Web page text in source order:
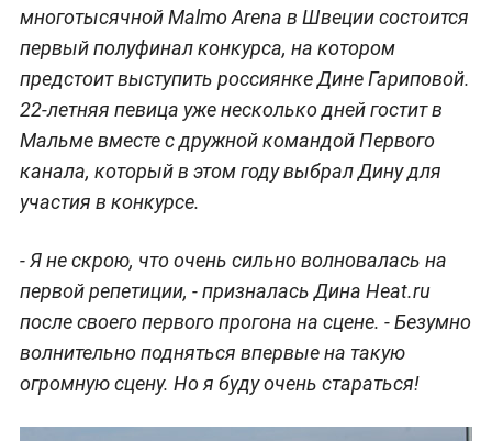
многотысячной Malmo Arena в Швеции состоится
первый полуфинал конкурса, на котором
предстоит выступить россиянке Дине Гариповой.
22-летняя певица уже несколько дней гостит в
Мальме вместе с дружной командой Первого
канала, который в этом году выбрал Дину для
участия в конкурсе.
- Я не скрою, что очень сильно волновалась на
первой репетиции, - призналась Дина Heat.ru
после своего первого прогона на сцене. - Безумно
волнительно подняться впервые на такую
огромную сцену. Но я буду очень стараться!